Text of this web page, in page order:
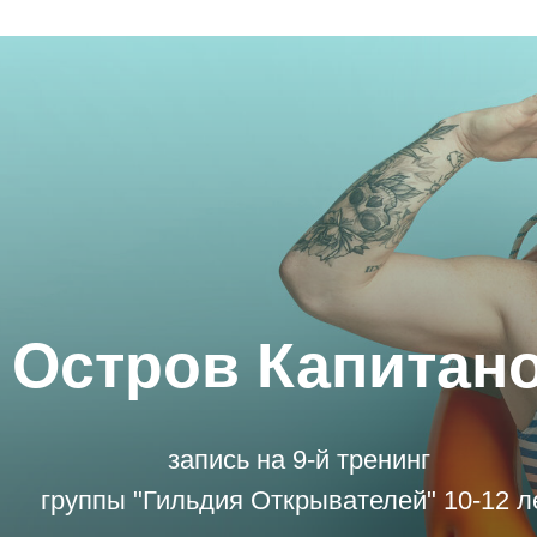
Остров
запись на 9-й тренинг
группы "Гильдия Открывателей" 10-12